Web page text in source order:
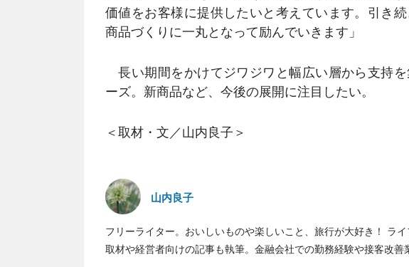
価値をお客様に提供したいと考えています。引き
商品づくりに一丸となって励んでいきます」
長い期間をかけてジワジワと幅広い層から支持
ーズ。新商品など、今後の展開に注目したい。
＜取材・文／山内良子＞
山内良子
フリーライター。おいしいものや楽しいこと、旅行が大好き！ ラ
取材や経営者向けの記事も執筆。金融会社での勤務経験や接客改